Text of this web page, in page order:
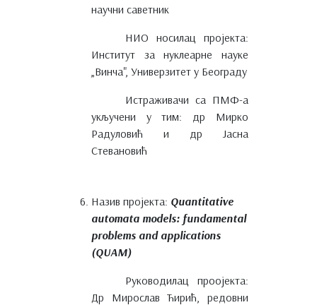
научни саветник
НИО носилац пројекта:
Институт за нуклеарне науке
„Винча", Универзитет у Београду
Истраживачи са ПМФ-а
укључени у тим: др Мирко
Радуловић и др Јасна
Стевановић
Назив пројекта: Quantitative
automata models: fundamental
problems and applications
(QUAM)
Руководилац проојекта:
Др Мирослав Ћирић, редовни